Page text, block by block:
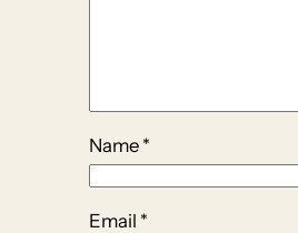
Name *
Email *